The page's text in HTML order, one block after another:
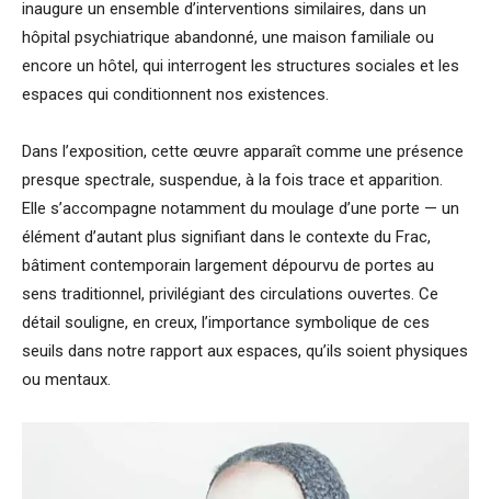
inaugure un ensemble d’interventions similaires, dans un
hôpital psychiatrique abandonné, une maison familiale ou
encore un hôtel, qui interrogent les structures sociales et les
espaces qui conditionnent nos existences.
Dans l’exposition, cette œuvre apparaît comme une présence
presque spectrale, suspendue, à la fois trace et apparition.
Elle s’accompagne notamment du moulage d’une porte — un
élément d’autant plus signifiant dans le contexte du Frac,
bâtiment contemporain largement dépourvu de portes au
sens traditionnel, privilégiant des circulations ouvertes. Ce
détail souligne, en creux, l’importance symbolique de ces
seuils dans notre rapport aux espaces, qu’ils soient physiques
ou mentaux.